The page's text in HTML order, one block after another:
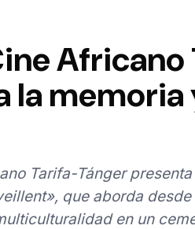
la
Tarifa-Tánger
que aborda
en un